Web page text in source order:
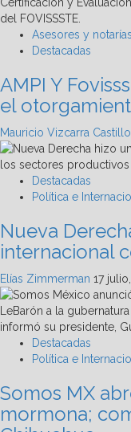
Asesores y notarías
Destacadas
AMPI Y
el
Mauricio Vizcarra Castillo
Destacadas
Política e
Nueva
internacional
Elías Zimmerman 17
Destacadas
Política e
Somos MX
mormona;